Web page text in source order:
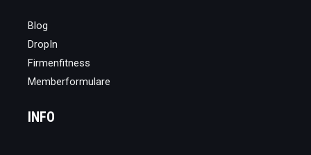
Blog
DropIn
Firmenfitness
Memberformulare
INFO